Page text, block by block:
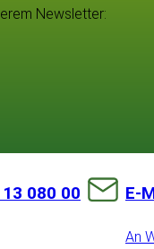
Newsletter:
080 00 E-
An